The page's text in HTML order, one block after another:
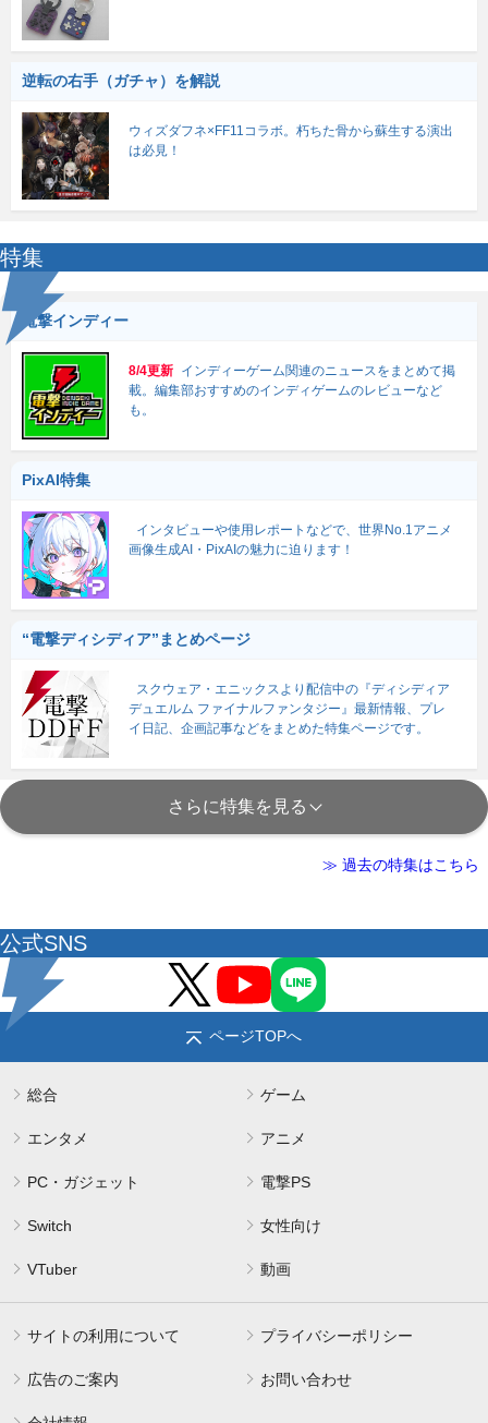
逆転の右手（ガチャ）を解説
ウィズダフネ×FF11コラボ。朽ちた骨から蘇生する演出
は必見！
特集
電撃インディー
8/4更新 インディーゲーム関連のニュースをまとめて掲
載。編集部おすすめのインディゲームのレビューなど
も。
PixAI特集
インタビューや使用レポートなどで、世界No.1アニメ
画像生成AI・PixAIの魅力に迫ります！
“電撃ディシディア”まとめページ
スクウェア・エニックスより配信中の『ディシディア
デュエルム ファイナルファンタジー』最新情報、プレ
イ日記、企画記事などをまとめた特集ページです。
さらに特集を見る
≫ 過去の特集はこちら
公式SNS
ページTOPへ
総合 ゲーム
エンタメ アニメ
PC・ガジェット 電撃PS
Switch 女性向け
VTuber 動画
サイトの利用について プライバシーポリシー
広告のご案内 お問い合わせ